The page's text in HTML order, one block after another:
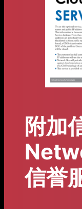
附加
信誉